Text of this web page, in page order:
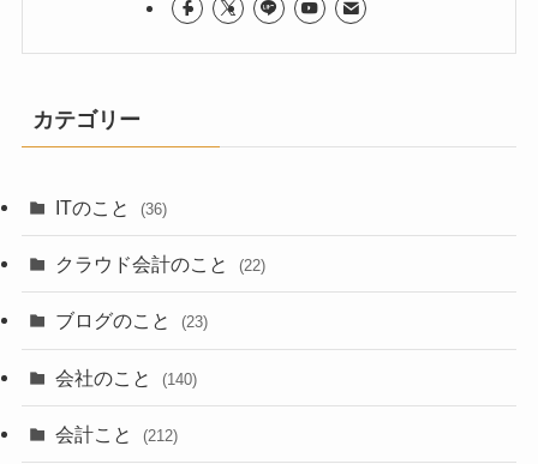
カテゴリー
ITのこと (36)
クラウド会計のこと (22)
ブログのこと (23)
会社のこと (140)
会計こと (212)